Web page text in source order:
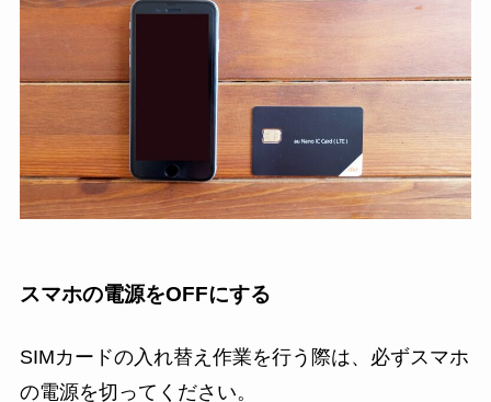
スマホの電源をOFFにする
SIMカードの入れ替え作業を行う際は、必ずスマホ
の電源を切ってください。